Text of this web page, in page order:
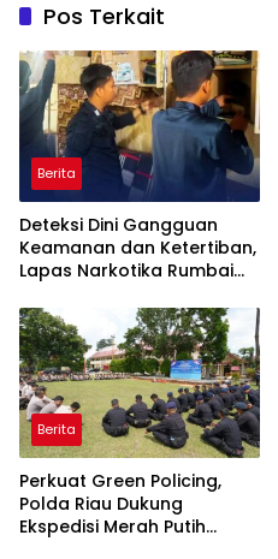
Pos Terkait
Berita
Deteksi Dini Gangguan
Keamanan dan Ketertiban,
Lapas Narkotika Rumbai
Hunian
Berita
Perkuat Green Policing,
Polda Riau Dukung
Ekspedisi Merah Putih